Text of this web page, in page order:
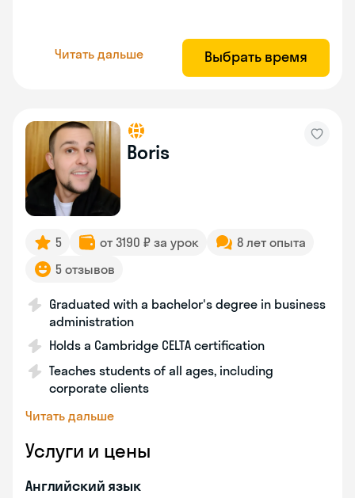
Читать дальше Выбрать время
Boris
5 от 3190 ₽ за урок
8 лет опыта
5 отзывов
Graduated with a bachelor's degree in business
administration
Holds a Cambridge CELTA certification
Teaches students of all ages, including
corporate clients
Читать дальше
Услуги и цены
Английский язык